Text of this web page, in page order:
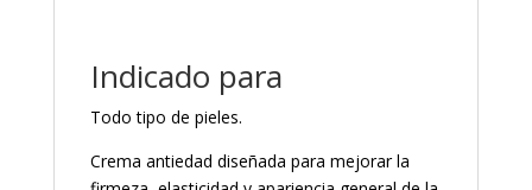
Indicado para
Todo tipo de pieles.
Crema antiedad diseñada para mejorar la